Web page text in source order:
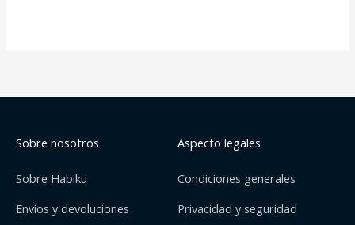
Sobre nosotros
Sobre Habiku
Envíos y devoluciones
Aspecto legales
Condiciones generales
Privacidad y seguridad